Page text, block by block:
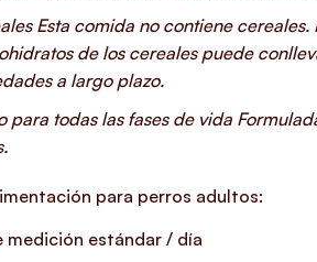
Esta comida no contiene
de los cereales puede
a largo plazo.
para todas las fases de vida
para perros adultos:
medición estándar / día